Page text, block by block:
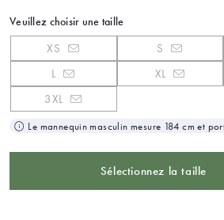
Veuillez choisir une taille
XS S
L
XL
3XL
Le mannequin masculin mesure 184 cm et
Sélectionnez la taille